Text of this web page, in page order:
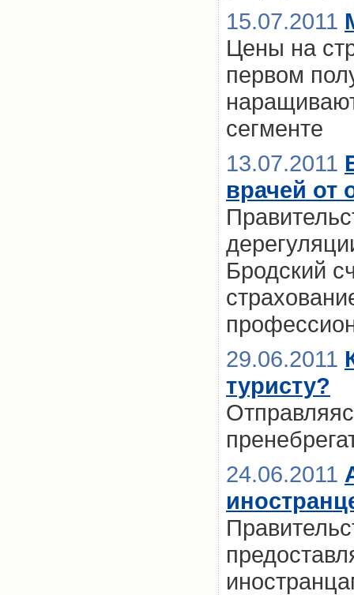
15.07.2011
Цены на
первом
сегменте
13.07.2011
врачей от
Бродский
29.06.2011
туристу?
24.06.2011